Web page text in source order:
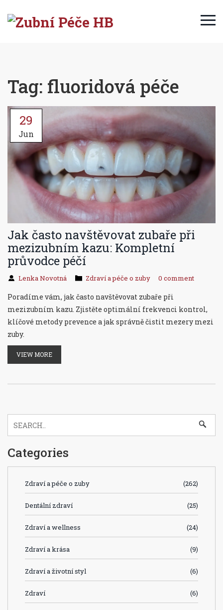
Tag: fluoridová péče
29
Jun
Jak často navštěvovat zubaře při
mezizubním kazu: Kompletní
průvodce péčí
Lenka Novotná Zdraví a péče o zuby 0 comment
Poradíme vám, jak často navštěvovat zubaře při
mezizubním kazu. Zjistěte optimální frekvenci kontrol,
klíčové metody prevence a jak správně čistit mezery mezi
zuby.
VIEW MORE
Categories
Zdraví a péče o zuby (262)
Dentální zdraví (25)
Zdraví a wellness (24)
Zdraví a krása (9)
Zdraví a životní styl (6)
Zdraví (6)